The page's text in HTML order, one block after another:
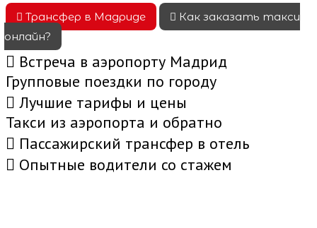
Трансфер в Мадриде
Как заказать такси
онлайн?
Встреча в аэропорту Мадрид
Групповые поездки по городу
Лучшие тарифы и цены
Такси из аэропорта и обратно
Пассажирский трансфер в отель
Опытные водители со стажем